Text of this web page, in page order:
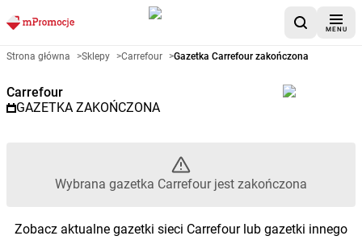
MENU
Gazetka promocyjna
Strona główna >Sklepy >Carrefour >Gazetka Carrefour zakończona
Carrefour
GAZETKA ZAKOŃCZONA
Wybrana gazetka Carrefour jest zakończona
Zobacz aktualne gazetki sieci Carrefour lub gazetki innego